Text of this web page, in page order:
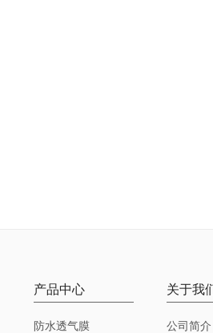
产品中心
防水透气膜
关于我
公司简介